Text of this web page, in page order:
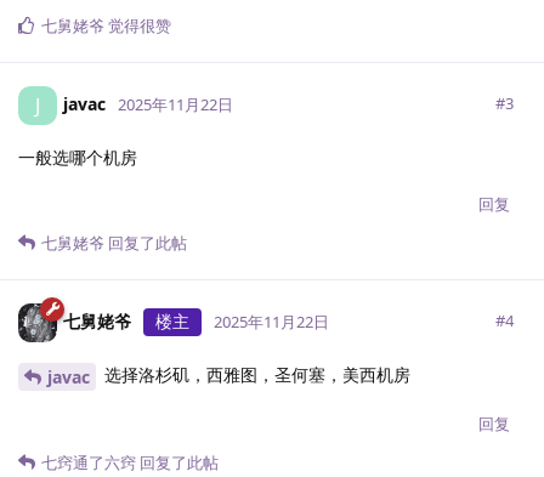
七舅姥爷 觉得很赞
J javac 2025年11月22日 #3
一般选哪个机房
回复
七舅姥爷 回复了此帖
七舅姥爷 楼主 2025年11月22日 #4
javac 选择洛杉矶，西雅图，圣何塞，美西机房
回复
七窍通了六窍 回复了此帖